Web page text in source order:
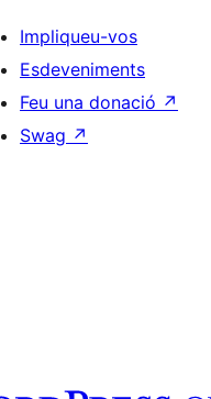
Impliqueu-vos
Esdeveniments
Feu una donació ↗
Swag ↗